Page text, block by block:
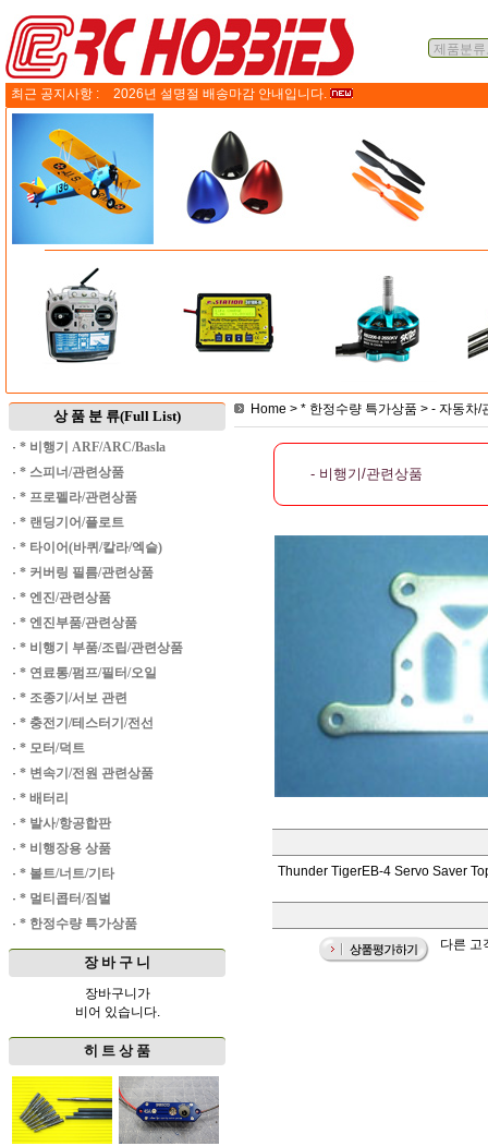
최근 공지사항 : 2026년 설명절 배송마감 안내입니다.
상 품 분 류(Full List)
· * 비행기 ARF/ARC/Basla
· * 스피너/관련상품
· * 프로펠라/관련상품
· * 랜딩기어/플로트
· * 타이어(바퀴/칼라/엑슬)
· * 커버링 필름/관련상품
· * 엔진/관련상품
· * 엔진부품/관련상품
· * 비행기 부품/조립/관련상품
· * 연료통/펌프/필터/오일
· * 조종기/서보 관련
· * 충전기/테스터기/전선
· * 모터/덕트
· * 변속기/전원 관련상품
· * 배터리
· * 발사/항공합판
· * 비행장용 상품
· * 볼트/너트/기타
· * 멀티콥터/짐벌
· * 한정수량 특가상품
장 바 구 니
장바구니가
비어 있습니다.
히 트 상 품
Home > * 한정수량 특가상품 > - 자동차/
- 비행기/관련상품
Thunder TigerEB-4 Servo Saver
다른 고